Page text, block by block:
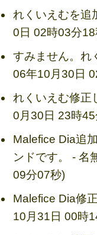
れくいえむを追
0日 02時03分
すみません。れ
06年10月30日
れくいえむ修正
0月30日 23時
Malefice Dia追
ンドです。 - 名
09分07秒)
Malefice Dia修
10月31日 00時